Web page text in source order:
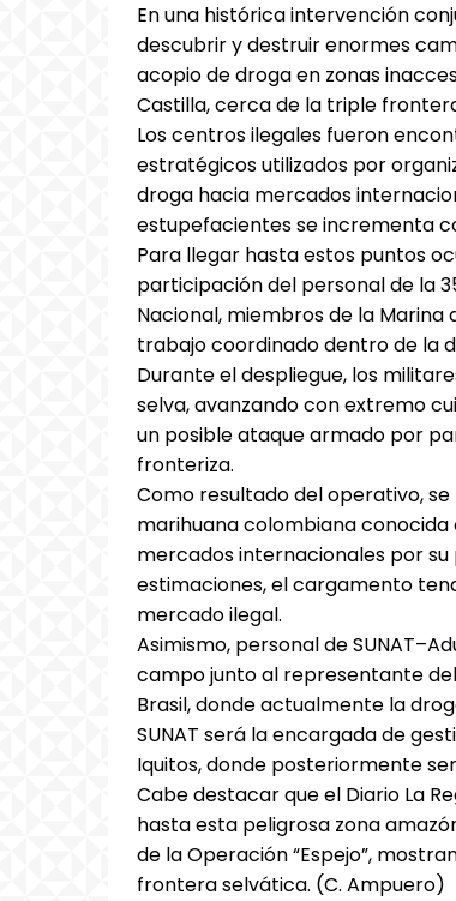
En una histórica intervención
descubrir y destruir enormes
acopio de droga en zonas
Castilla, cerca de la triple
Los centros ilegales fueron
estratégicos utilizados por
droga hacia mercados
estupefacientes se incrementa
Para llegar hasta estos puntos
participación del personal de la
Nacional, miembros de la Marina
trabajo coordinado dentro de la
Durante el despliegue, los
selva, avanzando con extremo
un posible ataque armado por
fronteriza.
Como resultado del operativo,
marihuana colombiana conocida
mercados internacionales por
estimaciones, el cargamento
mercado ilegal.
Asimismo, personal de
campo junto al representante
Brasil, donde actualmente la
SUNAT será la encargada de
Iquitos, donde posteriormente
Cabe destacar que el Diario La
hasta esta peligrosa zona
de la Operación “Espejo”,
frontera selvática. (C. Ampuero)